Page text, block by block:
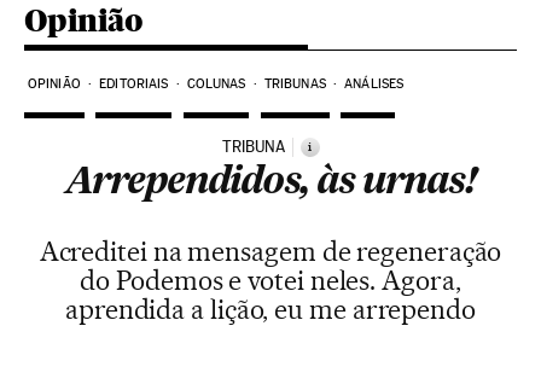
Opinião
OPINIÃO EDITORIAIS COLUNAS TRIBUNAS ANÁLISES
TRIBUNA i
Arrependidos, às urnas!
Acreditei na mensagem de regeneração
do Podemos e votei neles. Agora,
aprendida a lição, eu me arrependo